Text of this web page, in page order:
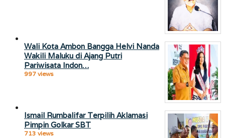
Wali Kota Ambon Bangga Helvi Nanda
Wakili Maluku di Ajang Putri
Pariwisata Indon…
997 views
Ismail Rumbalifar Terpilih Aklamasi
Pimpin Golkar SBT
713 views